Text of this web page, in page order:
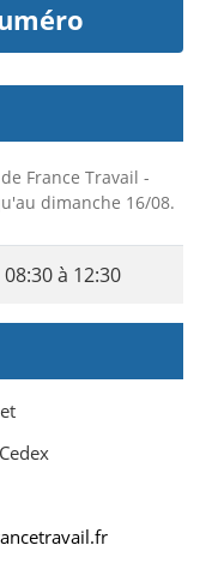
France Travail -
dimanche 16/08.
08:30 à 12:30